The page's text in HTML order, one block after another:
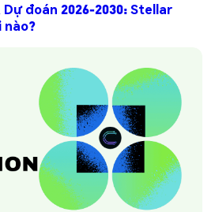
đoán 2026-2030: Stellar
nào?